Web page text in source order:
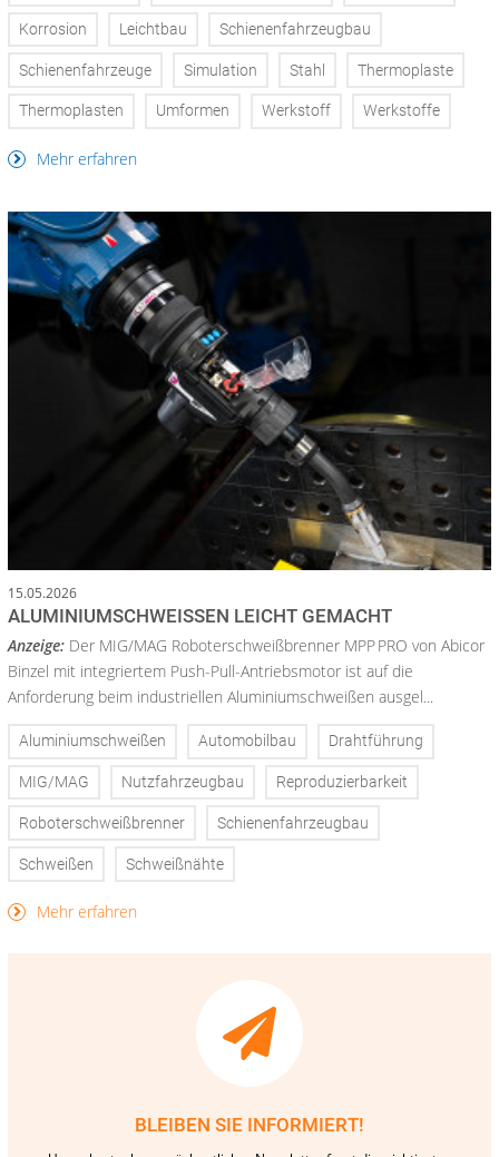
Korrosion Leichtbau Schienenfahrzeugbau
Schienenfahrzeuge Simulation Stahl Thermoplaste
Thermoplasten Umformen Werkstoff Werkstoffe
Mehr erfahren
15.05.2026
ALUMINIUMSCHWEISSEN LEICHT GEMACHT
Anzeige: Der MIG/MAG Roboterschweißbrenner MPP PRO von Abicor
Binzel mit integriertem Push-Pull-Antriebsmotor ist auf die
Anforderung beim industriellen Aluminiumschweißen ausgel...
Aluminiumschweißen Automobilbau Drahtführung
MIG/MAG Nutzfahrzeugbau Reproduzierbarkeit
Roboterschweißbrenner Schienenfahrzeugbau
Schweißen Schweißnähte
Mehr erfahren
BLEIBEN SIE INFORMIERT!